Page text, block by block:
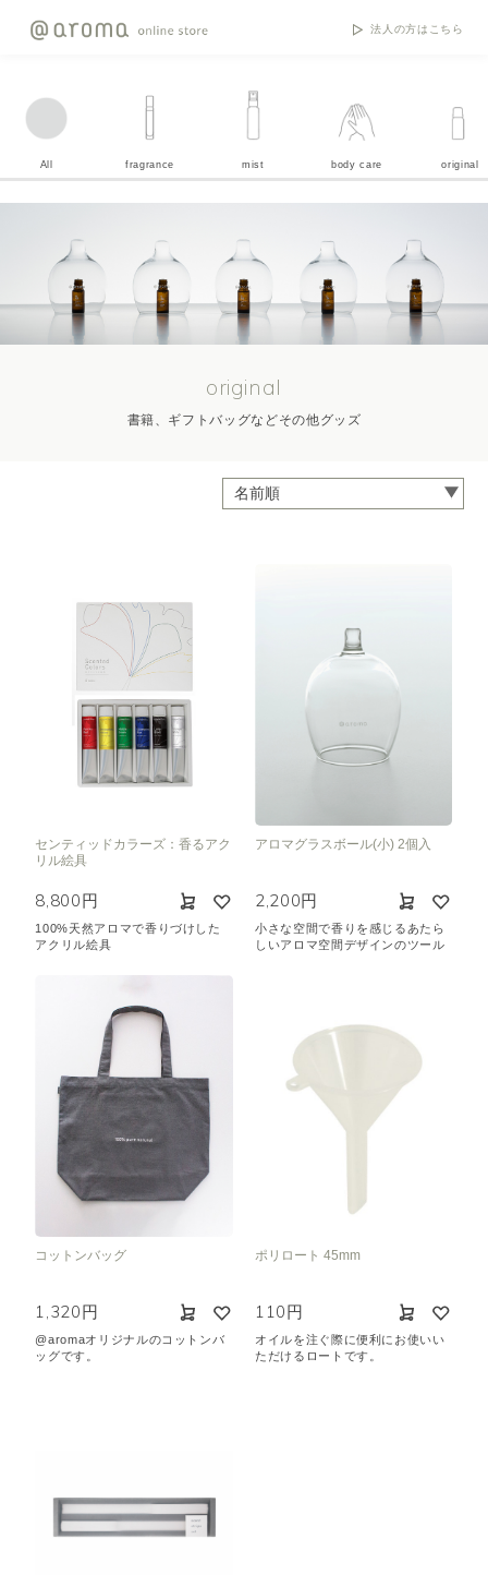
法人の方はこちら
All fragrance mist body care original
original
書籍、ギフトバッグなどその他グッズ
センティッドカラーズ：香るアク
リル絵具
8,800円
100%天然アロマで香りづけした
アクリル絵具
アロマグラスボール(小) 2個入
2,200円
小さな空間で香りを感じるあたら
しいアロマ空間デザインのツール
コットンバッグ
1,320円
@aromaオリジナルのコットンバ
ッグです。
ポリロート 45mm
110円
オイルを注ぐ際に便利にお使いい
ただけるロートです。